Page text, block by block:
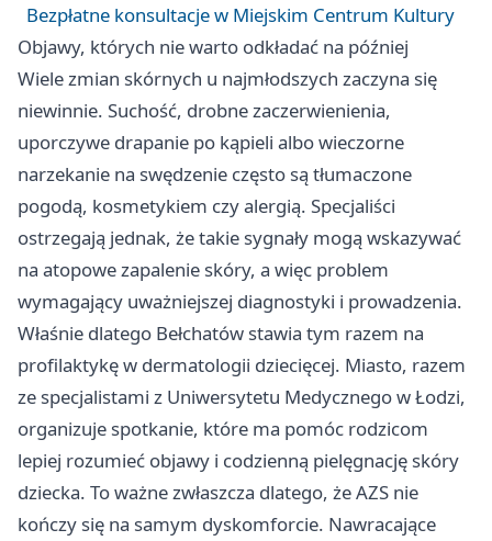
Bezpłatne konsultacje w Miejskim Centrum Kultury
Objawy, których nie warto odkładać na później
Wiele zmian skórnych u najmłodszych zaczyna się
niewinnie. Suchość, drobne zaczerwienienia,
uporczywe drapanie po kąpieli albo wieczorne
narzekanie na swędzenie często są tłumaczone
pogodą, kosmetykiem czy alergią. Specjaliści
ostrzegają jednak, że takie sygnały mogą wskazywać
na atopowe zapalenie skóry, a więc problem
wymagający uważniejszej diagnostyki i prowadzenia.
Właśnie dlatego Bełchatów stawia tym razem na
profilaktykę w dermatologii dziecięcej. Miasto, razem
ze specjalistami z Uniwersytetu Medycznego wŁodzi,
organizuje spotkanie, które ma pomóc rodzicom
lepiej rozumieć objawy i codzienną pielęgnację skóry
dziecka. To ważne zwłaszcza dlatego, że AZS nie
kończy się na samym dyskomforcie. Nawracające